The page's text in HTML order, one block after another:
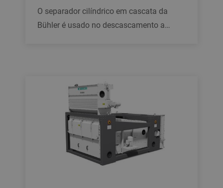
O separador cilíndrico em cascata da
Bühler é usado no descascamento a